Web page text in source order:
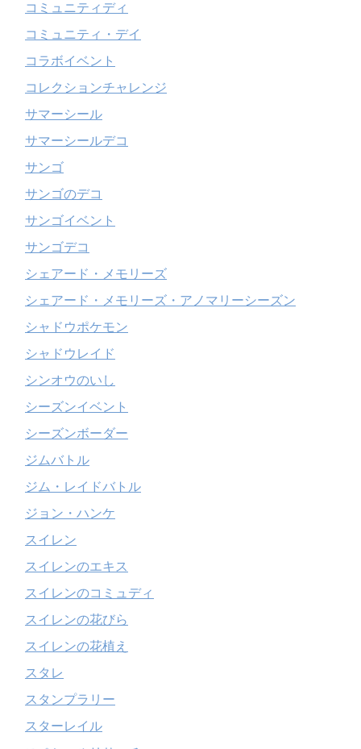
コミュニティディ
コミュニティ・デイ
コラボイベント
コレクションチャレンジ
サマーシール
サマーシールデコ
サンゴ
サンゴのデコ
サンゴイベント
サンゴデコ
シェアード・メモリーズ
シェアード・メモリーズ・アノマリーシーズン
シャドウポケモン
シャドウレイド
シンオウのいし
シーズンイベント
シーズンボーダー
ジムバトル
ジム・レイドバトル
ジョン・ハンケ
スイレン
スイレンのエキス
スイレンのコミュディ
スイレンの花びら
スイレンの花植え
スタレ
スタンプラリー
スターレイル